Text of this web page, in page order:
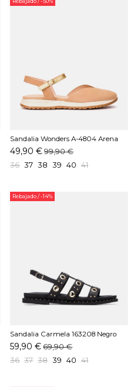
Sandalia Wonders A-4804 Arena
49,90 € 99,90 €
36 37 38 39 40 41
Rebajado/ -14%
Sandalia Carmela 163208 Negro
59,90 € 69,90 €
36 37 38 39 40 41